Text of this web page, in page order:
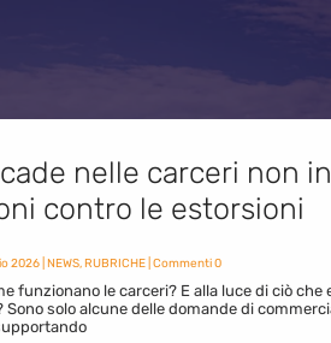
nelle carceri non
contro le estorsioni
2026| NEWS,RUBRICHE| Commenti 0
funzionano le carceri? E alla luce di ciò
Sono solo alcune delle domande di